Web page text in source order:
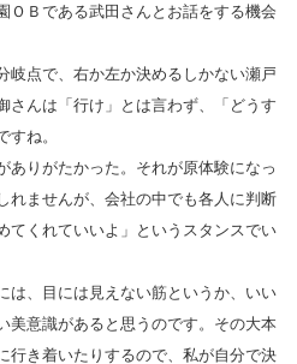
ＯＢである武田さんとお話をする機会
点で、右か左か決めるしかない瀬戸
さんは「行け」とは言わず、「どうす
ね。
りがたかった。それが原体験になっ
れませんが、会社の中でも各人に判断
てくれていいよ」というスタンスでい
、目には見えない筋というか、いい
美意識があると思うのです。その大本
行き着いたりするので、私が自分で決